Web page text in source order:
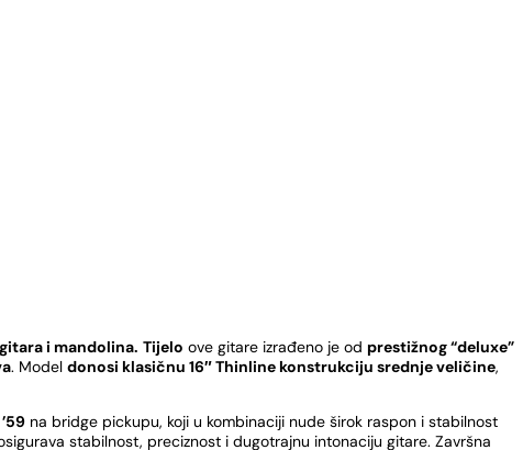
i mandolina. Tijelo ove gitare izrađeno je od prestižnog “deluxe”
. Model donosi klasičnu 16″ Thinline konstrukciju srednje veličine,
na bridge pickupu, koji u kombinaciji nude širok raspon i stabilnost
stabilnost, preciznost i dugotrajnu intonaciju gitare. Završna